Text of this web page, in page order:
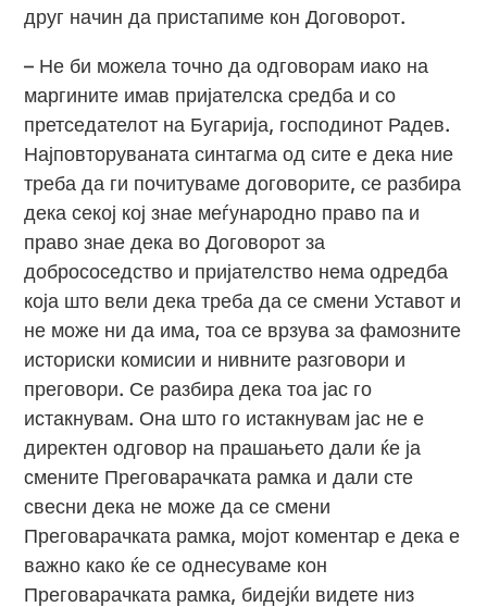
друг начин да пристапиме кон Договорот.
– Не би можела точно да одговорам иако на
маргините имав пријателска средба и со
претседателот на Бугарија, господинот Радев.
Најповторуваната синтагма од сите е дека ние
треба да ги почитуваме договорите, се разбира
дека секој кој знае меѓународно право па и
право знае дека во Договорот за
добрососедство и пријателство нема одредба
која што вели дека треба да се смени Уставот и
не може ни да има, тоа се врзува за фамозните
историски комисии и нивните разговори и
преговори. Се разбира дека тоа јас го
истакнувам. Она што го истакнувам јас не е
директен одговор на прашањето дали ќе ја
смените Преговарачката рамка и дали сте
свесни дека не може да се смени
Преговарачката рамка, мојот коментар е дека е
важно како ќе се однесуваме кон
Преговарачката рамка, бидејќи видете низ